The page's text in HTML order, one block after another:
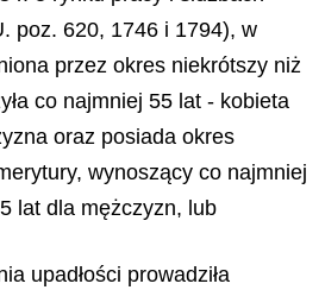
poz. 620, 1746 i 1794), w
przez okres niekrótszy niż
co najmniej 55 lat - kobieta
oraz posiada okres
wynoszący co najmniej
lat dla mężczyzn, lub
upadłości prowadziła